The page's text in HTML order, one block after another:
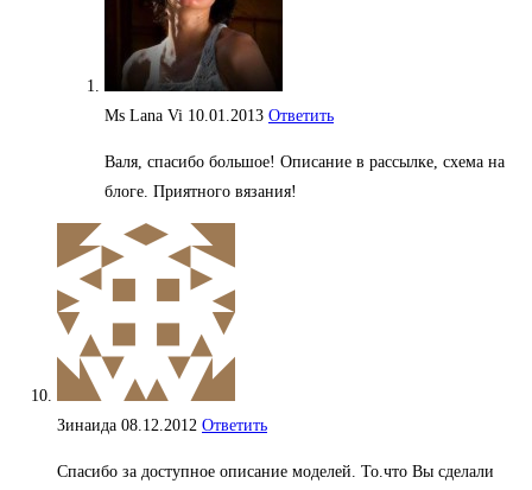
Ms Lana Vi 10.01.2013 Ответить
Валя, спасибо большое! Описание в рассылке, схема на
блоге. Приятного вязания!
Зинаида 08.12.2012 Ответить
Спасибо за доступное описание моделей. То.что Вы сделали